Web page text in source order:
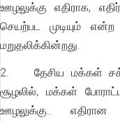
ஊழலுக்கு எதிராக,
செயற்பட முடியும்
மறுதலிக்கின்றது.
2. தேசிய மக்கள் சக்தி
சூழலில், மக்கள்
ஊழலுக்கு.. எதிரான